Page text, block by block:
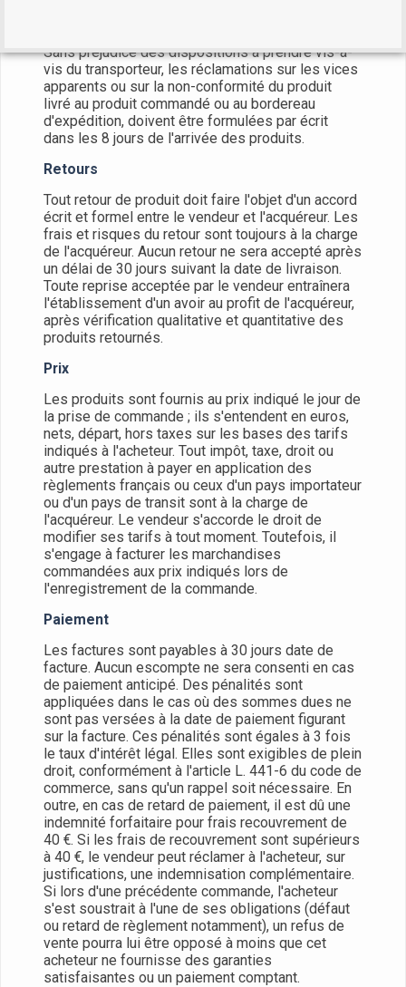
Sans préjudice des dispositions à prendre vis-à-
vis du transporteur, les réclamations sur les vices
apparents ou sur la non-conformité du produit
livré au produit commandé ou au bordereau
d'expédition, doivent être formulées par écrit
dans les 8 jours de l'arrivée des produits.
Retours
Tout retour de produit doit faire l'objet d'un accord
écrit et formel entre le vendeur et l'acquéreur. Les
frais et risques du retour sont toujours à la charge
de l'acquéreur. Aucun retour ne sera accepté après
un délai de 30 jours suivant la date de livraison.
Toute reprise acceptée par le vendeur entraînera
l'établissement d'un avoir au profit de l'acquéreur,
après vérification qualitative et quantitative des
produits retournés.
Prix
Les produits sont fournis au prix indiqué le jour de
la prise de commande ; ils s'entendent en euros,
nets, départ, hors taxes sur les bases des tarifs
indiqués à l'acheteur. Tout impôt, taxe, droit ou
autre prestation à payer en application des
règlements français ou ceux d'un pays importateur
ou d'un pays de transit sont à la charge de
l'acquéreur. Le vendeur s'accorde le droit de
modifier ses tarifs à tout moment. Toutefois, il
s'engage à facturer les marchandises
commandées aux prix indiqués lors de
l'enregistrement de la commande.
Paiement
Les factures sont payables à 30 jours date de
facture. Aucun escompte ne sera consenti en cas
de paiement anticipé. Des pénalités sont
appliquées dans le cas où des sommes dues ne
sont pas versées à la date de paiement figurant
sur la facture. Ces pénalités sont égales à 3 fois
le taux d'intérêt légal. Elles sont exigibles de plein
droit, conformément à l'article L. 441-6 du code de
commerce, sans qu'un rappel soit nécessaire. En
outre, en cas de retard de paiement, il est dû une
indemnité forfaitaire pour frais recouvrement de
40 €. Si les frais de recouvrement sont supérieurs
à 40 €, le vendeur peut réclamer à l'acheteur, sur
justifications, une indemnisation complémentaire.
Si lors d'une précédente commande, l'acheteur
s'est soustrait à l'une de ses obligations (défaut
ou retard de règlement notamment), un refus de
vente pourra lui être opposé à moins que cet
acheteur ne fournisse des garanties
satisfaisantes ou un paiement comptant.